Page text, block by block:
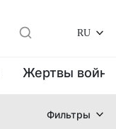
RU
Жертвы
Фильтры